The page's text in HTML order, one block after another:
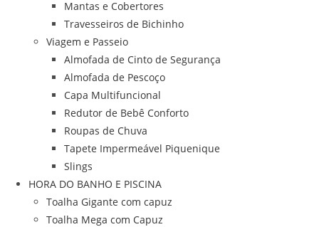
Mantas e Cobertores
Travesseiros de Bichinho
Viagem e Passeio
Almofada de Cinto de Segurança
Almofada de Pescoço
Capa Multifuncional
Redutor de Bebê Conforto
Roupas de Chuva
Tapete Impermeável Piquenique
Slings
HORA DO BANHO E PISCINA
Toalha Gigante com capuz
Toalha Mega com Capuz